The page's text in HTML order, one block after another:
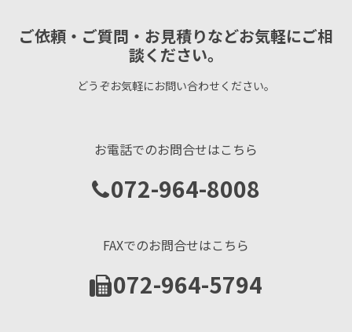
ご依頼・ご質問・お見積りなどお気軽にご相
談ください。
どうぞお気軽にお問い合わせください。
お電話でのお問合せはこちら
072-964-8008
FAXでのお問合せはこちら
072-964-5794